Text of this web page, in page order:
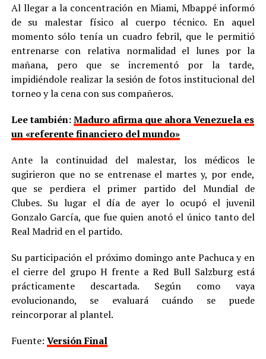
Al llegar a la concentración en Miami, Mbappé informó
de su malestar físico al cuerpo técnico. En aquel
momento sólo tenía un cuadro febril, que le permitió
entrenarse con relativa normalidad el lunes por la
mañana, pero que se incrementó por la tarde,
impidiéndole realizar la sesión de fotos institucional del
torneo y la cena con sus compañeros.
Lee también:Maduro afirma que ahora Venezuela es
un «referente financiero del mundo»
Ante la continuidad del malestar, los médicos le
sugirieron que no se entrenase el martes y, por ende,
que se perdiera el primer partido del Mundial de
Clubes. Su lugar el día de ayer lo ocupó el juvenil
Gonzalo García, que fue quien anotó el único tanto del
Real Madrid en el partido.
Su participación el próximo domingo ante Pachuca y en
el cierre del grupo H frente a Red Bull Salzburg está
prácticamente descartada. Según como vaya
evolucionando, se evaluará cuándo se puede
reincorporar al plantel.
Fuente: Versión Final